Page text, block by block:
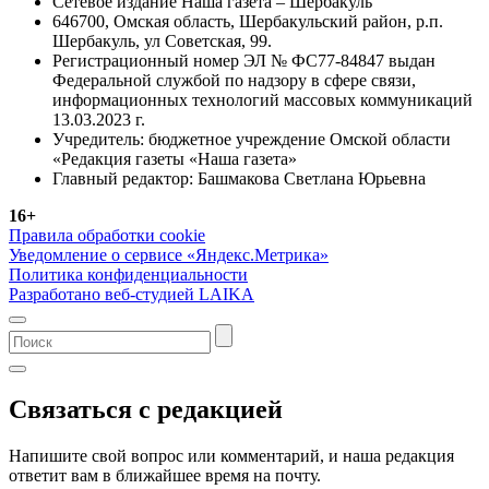
646700, Омская область, Шербакульский район, р.п.
Шербакуль, ул Советская, 99.
Регистрационный номер ЭЛ № ФС77-84847 выдан
Федеральной службой по надзору в сфере связи,
информационных технологий массовых коммуникаций
13.03.2023 г.
Учредитель: бюджетное учреждение Омской области
«Редакция газеты «Наша газета»
Главный редактор: Башмакова Светлана Юрьевна
16+
Правила обработки cookie
Уведомление о сервисе «Яндекс.Метрика»
Политика конфиденциальности
Разработано веб-студией LAIKA
Связаться с редакцией
Напишите свой вопрос или комментарий, и наша редакция
ответит вам в ближайшее время на почту.